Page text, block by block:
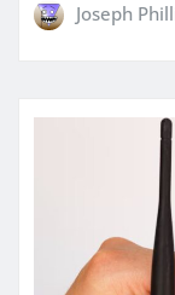
Joseph